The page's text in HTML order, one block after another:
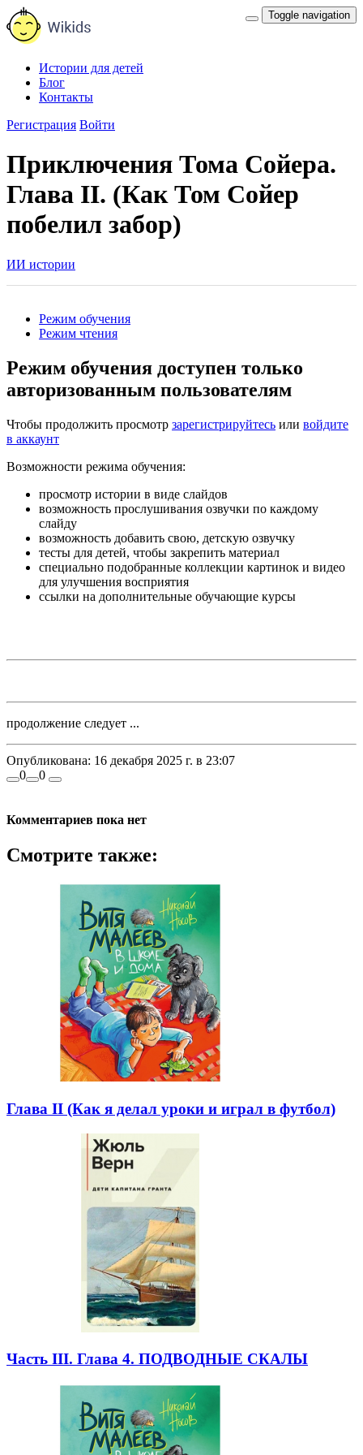
Toggle navigation
Истории для детей
Блог
Контакты
Регистрация Войти
Приключения Тома Сойера.
Глава II. (Как Том Сойер
побелил забор)
ИИ истории
Режим обучения
Режим чтения
Режим обучения доступен только
авторизованным пользователям
Чтобы продолжить просмотр зарегистрируйтесь или войдите
в аккаунт
Возможности режима обучения:
просмотр истории в виде слайдов
возможность прослушивания озвучки по каждому
слайду
возможность добавить свою, детскую озвучку
тесты для детей, чтобы закрепить материал
специально подобранные коллекции картинок и видео
для улучшения восприятия
ссылки на дополнительные обучающие курсы
продолжение следует ...
Опубликована: 16 декабря 2025 г. в 23:07
0
0
Комментариев пока нет
Смотрите также:
Глава II (Как я делал уроки и играл в футбол)
Часть III. Глава 4. ПОДВОДНЫЕ СКАЛЫ